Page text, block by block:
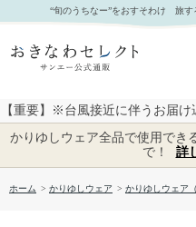
【送料無料】テッポウユリリーフ柄 かりゆ
通販
“旬のうちなー”をおすそわけ 旅す
【重要】※台風接近に伴うお届
かりゆしウェア全品で使用でき
で！
詳
ホーム > かりゆしウェア > かりゆしウェア